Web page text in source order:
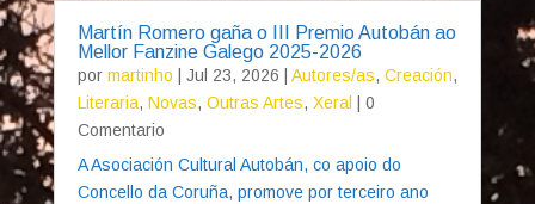
Martín Romero gaña o III Premio Autobán ao
Mellor Fanzine Galego 2025-2026
por martinho Jul 23, 2026 Autores/as, Creación,
Literaria, Novas, Outras Artes, Xeral
| 0
Comentario
A Asociación Cultural Autobán, co apoio do
Concello da Coruña, promove por terceiro ano